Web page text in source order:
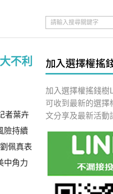
不利
者葉卉
險持續
佩真表
中角力
加入選擇權搖
加入選擇權搖錢樹
可收到最新的選擇
文分享及最新活動